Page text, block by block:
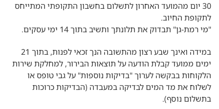
30 יום מהמועד האחרון לתשלום בחשבון התקופתי המתייחס
לתקופת החיוב.
"מי רמת-גן" תבדוק את תלונתך ותשיב בתוך 14 ימי עסקים.
במידה ואינך שבע רצון מהתשובה הנך זכאי לפנות, בתוך 21
ימים ממועד קבלת הודעה על תוצאות הבירור, למחלקת שירות
הלקוחות בבקשה לערוך "בדיקות נוספות" על גבי טופס או
לשלוח את מד המים לבדיקה במעבדה (הבדיקות כרוכות
בתשלום נוסף).